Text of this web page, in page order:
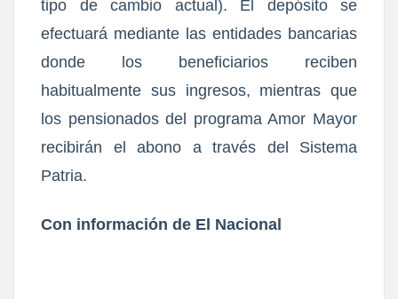
tipo de cambio actual). El depósito se
efectuará mediante las entidades bancarias
donde los beneficiarios reciben
habitualmente sus ingresos, mientras que
los pensionados del programa Amor Mayor
recibirán el abono a través del Sistema
Patria.
Con información de El Nacional